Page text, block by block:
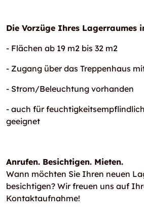
Die Vorzüge Ihres Lagerraumes
- Flächen ab 19 m2 bis 32 m2
- Zugang über das Treppenhaus
- Strom/Beleuchtung vorhanden
- auch für
geeignet
Anrufen. Besichtigen. Mieten.
Wann möchten Sie Ihren neuen
besichtigen? Wir freuen uns auf
Kontaktaufnahme!